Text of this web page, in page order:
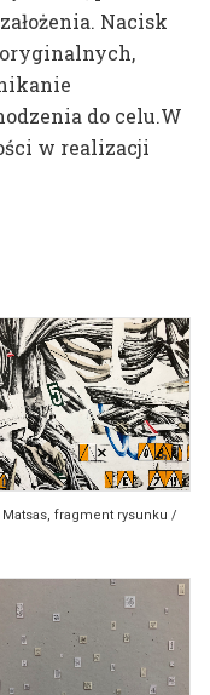
Nacisk
do celu.W
w realizacji
Matsas, fragment rysunku /